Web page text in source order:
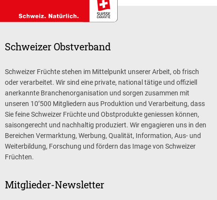
Schweizer Obstverband
Schweizer Früchte stehen im Mittelpunkt unserer Arbeit, ob frisch
oder verarbeitet. Wir sind eine private, national tätige und offiziell
anerkannte Branchenorganisation und sorgen zusammen mit
unseren 10’500 Mitgliedern aus Produktion und Verarbeitung, dass
Sie feine Schweizer Früchte und Obstprodukte geniessen können,
saisongerecht und nachhaltig produziert. Wir engagieren uns in den
Bereichen Vermarktung, Werbung, Qualität, Information, Aus- und
Weiterbildung, Forschung und fördern das Image von Schweizer
Früchten.
Mitglieder-Newsletter